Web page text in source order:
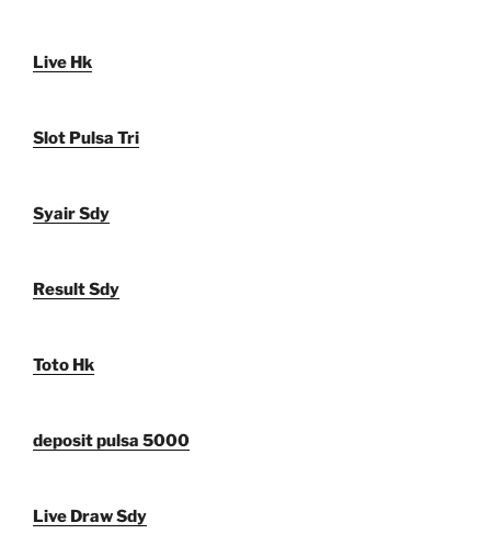
Live Hk
Slot Pulsa Tri
Syair Sdy
Result Sdy
Toto Hk
deposit pulsa 5000
Live Draw Sdy